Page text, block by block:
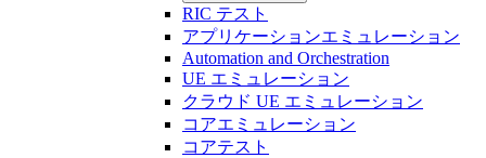
RIC テスト
アプリケーションエミュレーション
Automation and Orchestration
UE エミュレーション
クラウド UE エミュレーション
コアエミュレーション
コアテスト